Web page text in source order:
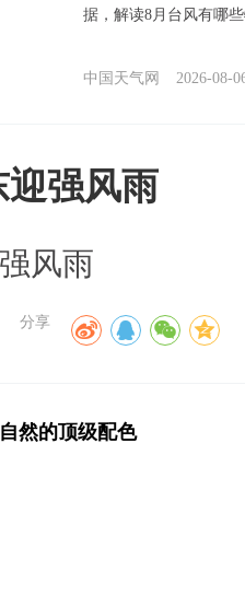
据，解读8月台风有哪
中国天气网 2026-08-
迎强风雨
风雨
分享
然的顶级配色